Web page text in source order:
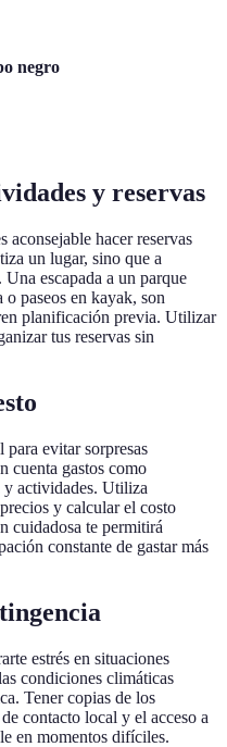
negro
y reservas
aconsejable hacer reservas
un lugar, sino que a
escapada a un parque
paseos en kayak, son
planificación previa. Utilizar
tus reservas sin
para evitar sorpresas
cuenta gastos como
y actividades. Utiliza
y calcular el costo
cuidadosa te permitirá
constante de gastar más
estrés en situaciones
condiciones climáticas
Tener copias de los
contacto local y el acceso a
en momentos difíciles.